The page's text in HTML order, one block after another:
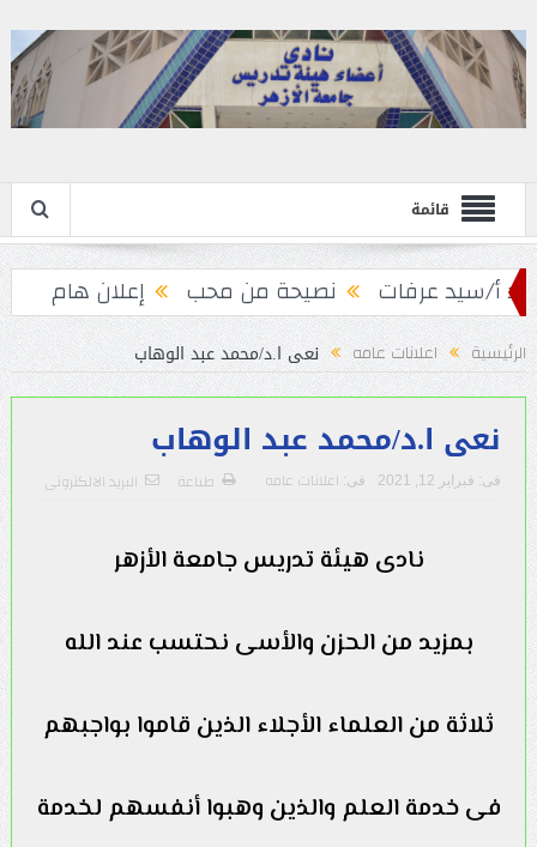
قائمة
أ/سيد عرفات نصيحة من محب إعلان هام
الرئيسية اعلانات عامه نعى ا.د/محمد عبد الوهاب
نعى ا.د/محمد عبد الوهاب
فى: فبراير 12, 2021 فى: اعلانات عامه طباعة البريد الالكترونى
نادى هيئة تدريس جامعة الأزهر
بمزيد من الحزن والأسى نحتسب عند الله
ثلاثة من العلماء الأجلاء الذين قاموا بواجبهم
فى خدمة العلم والذين وهبوا أنفسهم لخدمة